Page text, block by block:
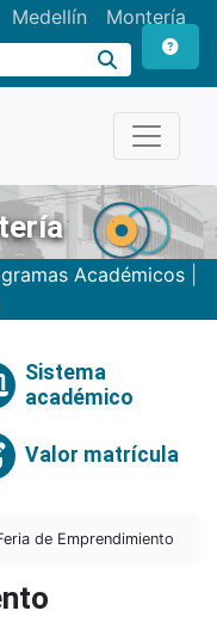
Medellín Montería
Académicos|
Sistema
académico
Valor matrícula
de Emprendimiento